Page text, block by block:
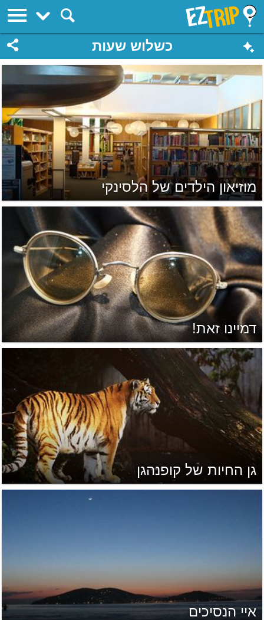
EZTrip
כשלוש שעות
מוזיאון הילדים של הלסינקי
דמיינו זאת!
גן החיות של קופנהגן
איי הנסיכים